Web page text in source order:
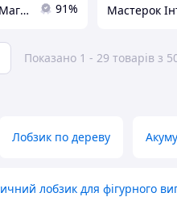
Інтернет Магазин "StepShop" 91%
Показано 1 - 29 товарів з
Лобзик по дереву
лобзик для фігурного